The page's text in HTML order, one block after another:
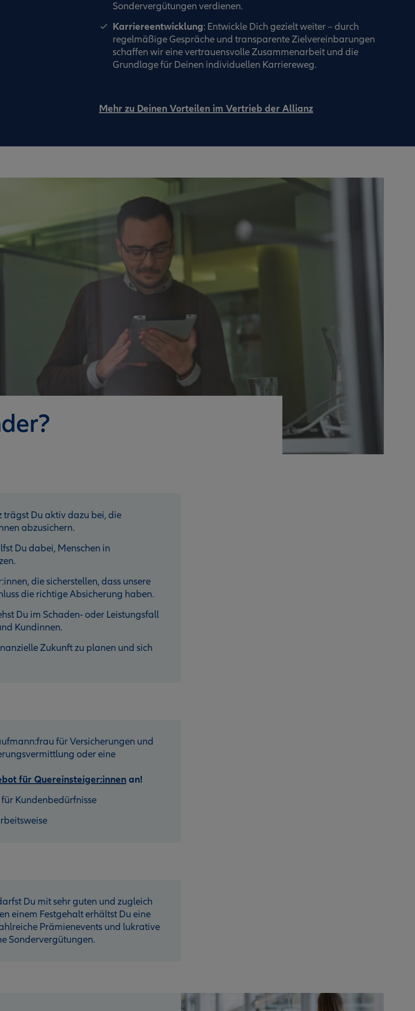
Sondervergütungen verdienen.
Karriereentwicklung: Entwickle Dich gezielt weiter – durch
regelmäßige Gespräche und transparente Zielvereinbarungen
schaffen wir eine vertrauensvolle Zusammenarbeit und die
Grundlage für Deinen individuellen Karriereweg.
Mehr zu Deinen Vorteilen im Vertrieb der Allianz
Du aktiv dazu bei, die
abzusichern.
Du dabei, Menschen in
die sicherstellen, dass unsere
die richtige Absicherung haben.
Du im Schaden- oder Leistungsfall
Kundinnen.
Zukunft zu planen und sich
für Versicherungen und
oder eine
für Quereinsteiger:innenan!
Kundenbedürfnisse
Du mit sehr guten und zugleich
einem Festgehalt erhältst Du eine
Prämienevents und lukrative
Sondervergütungen.